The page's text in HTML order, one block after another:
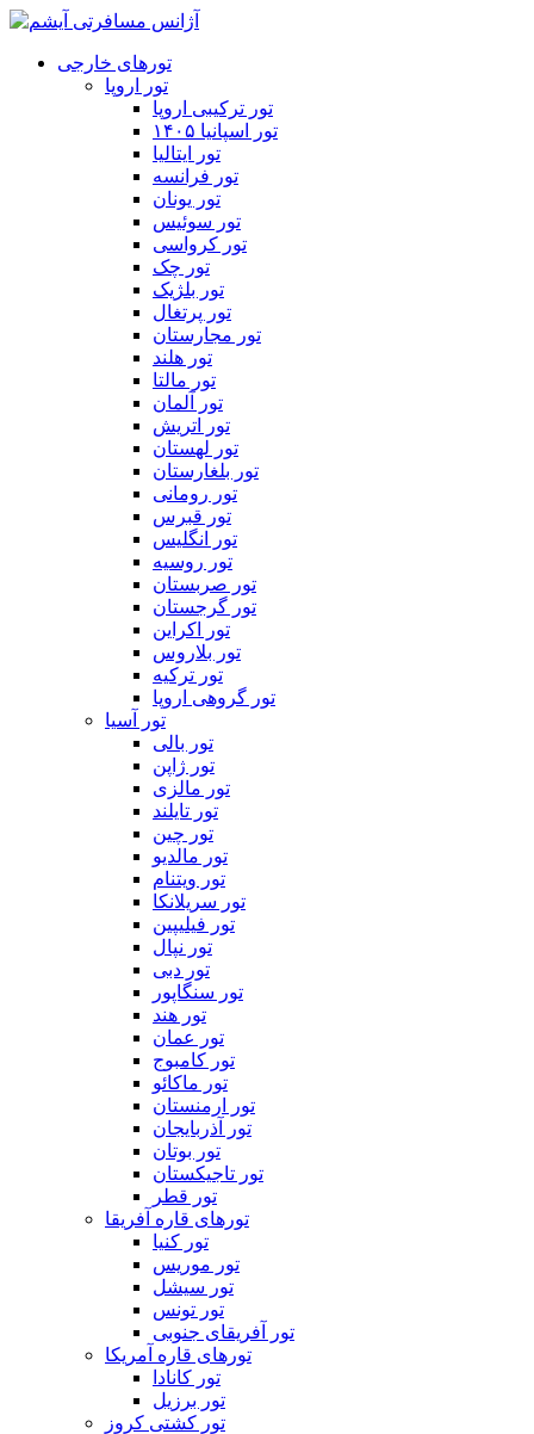
تورهای خارجی
تور اروپا
تور ترکیبی اروپا
تور اسپانیا ۱۴۰۵
تور ایتالیا
تور فرانسه
تور یونان
تور سوئیس
تور کرواسی
تور چک
تور بلژیک
تور پرتغال
تور مجارستان
تور هلند
تور مالتا
تور آلمان
تور اتریش
تور لهستان
تور بلغارستان
تور رومانی
تور قبرس
تور انگلیس
تور روسیه
تور صربستان
تور گرجستان
تور اکراین
تور بلاروس
تور ترکیه
تور گروهی اروپا
تور آسیا
تور بالی
تور ژاپن
تور مالزی
تور تایلند
تور چین
تور مالدیو
تور ویتنام
تور سریلانکا
تور فیلیپین
تور نپال
تور دبی
تور سنگاپور
تور هند
تور عمان
تور کامبوج
تور ماکائو
تور ارمنستان
تور آذربایجان
تور بوتان
تور تاجیکستان
تور قطر
تورهای قاره آفریقا
تور کنیا
تور موریس
تور سیشل
تور تونس
تور آفریقای جنوبی
تورهای قاره آمریکا
تور کانادا
تور برزیل
تور کشتی کروز